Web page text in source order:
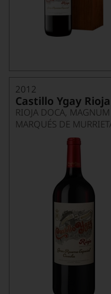
2012
Castillo Ygay
RIOJA DOCA, MAGNUM
MARQUÉS DE